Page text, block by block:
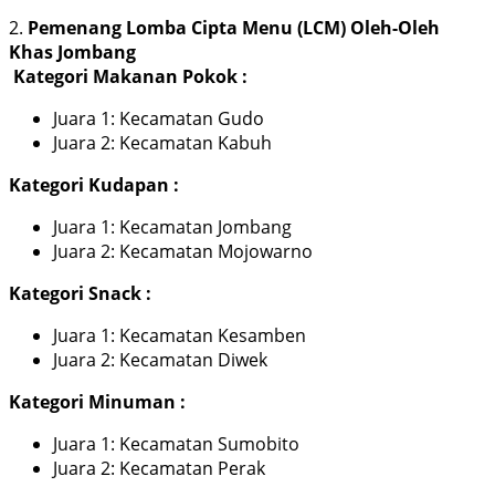
2. Pemenang Lomba Cipta Menu (LCM) Oleh-Oleh
Khas Jombang
Kategori Makanan Pokok :
Juara 1: Kecamatan Gudo
Juara 2: Kecamatan Kabuh
Kategori Kudapan :
Juara 1: Kecamatan Jombang
Juara 2: Kecamatan Mojowarno
Kategori Snack :
Juara 1: Kecamatan Kesamben
Juara 2: Kecamatan Diwek
Kategori Minuman :
Juara 1: Kecamatan Sumobito
Juara 2: Kecamatan Perak